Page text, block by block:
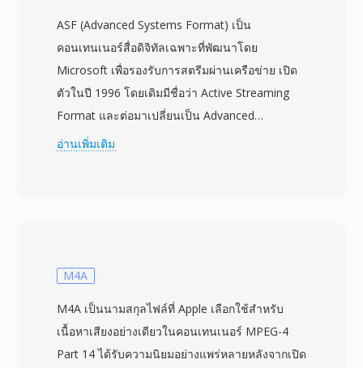
ASF (Advanced Systems Format) เป็น
คอนเทนเนอร์สื่อดิจิทัลเฉพาะที่พัฒนาโดย
Microsoft เพื่อรองรับการสตรีมผ่านเครือข่าย เปิด
ตัวในปี 1996 โดยเดิมมีชื่อว่า Active Streaming
Format และต่อมาเปลี่ยนเป็น Advanced
Streaming Format ก่อนจะได้ชื่อปัจจุบัน ASF ทำ
ผนวกฟีเจอร์ต่างๆ เช่น การแก้ไขข้อผิดพลาดแบบ
ปรับขนาดได้ และความสามารถในการค้นหา
อ่านเพิ่มเติม
M4A
M4A เป็นนามสกุลไฟล์ที่ Apple เลือกใช้สำหรับ
เนื้อหาเสียงอย่างเดียวในคอนเทนเนอร์ MPEG-4
Part 14 ได้รับความนิยมอย่างแพร่หลายหลังจากเปิด